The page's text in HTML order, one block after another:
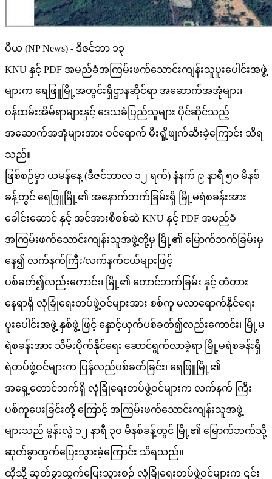
ပီယ (NP News) - ဒီဇင်ဘာ ၁၃
KNU နှင့် PDF အမည်ခံအကြမ်းဖက်သောင်းကျန်းသူပူးပေါင်းအဖွဲ့
များက ရေဖြူမြို့အတွင်းရှိဌာနဆိုင်ရာ အဆောက်အအုံများ၊
ဝန်ထမ်းအိမ်ရာများနှင့် ဒေသခံပြည်သူများ ပိုင်ဆိုင်သည့်
အဆောက်အအုံများအား ဝင်ရောက် မီးရှို့ဖျက်ဆီးခဲ့ကြောင်း သိရ
သည်။
ဖြစ်စဉ်မှာ ယမန်နေ့ (ဒီဇင်ဘာလ ၁၂ ရက်) နံနက် ၉ နာရီ ၅၀ မိနစ်
ခန့်တွင် ရေဖြူမြို့၏ အနောက်ဘက်ခြမ်းရှိ မြို့မရဲစခန်းအား
ခေါင်းဆောင် နှင့် အင်အားစိစစ်ဆဲ KNU နှင့် PDF အမည်ခံ
အကြမ်းဖက်သောင်းကျန်းသူအဖွဲ့တို့မှ မြို့၏ မြောက်ဘက်ခြမ်းမှ
နေ၍ လက်နက်ကြီး/လက်နက်ငယ်များဖြင့်
ပစ်ခတ်၍လည်းကောင်း၊ မြို့၏ တောင်ဘက်ခြမ်း နှင့် တံတား
နေရာရှိ လုံခြုံရေးတပ်ဖွဲ့ဝင်များအား စစ်ကူ မလာရောက်နိုင်ရေး
ပူးပေါင်းအဖွဲ့ နှစ်ဖွဲ့ ဖြင့် နှောင့်ယှက်ပစ်ခတ်၍လည်းကောင်း၊ မြို့မ
ရဲစခန်းအား သိမ်းပိုက်နိုင်ရေး ဆောင်ရွက်လာခဲ့ရာ မြို့မရဲစခန်းရှိ
ရဲတပ်ဖွဲ့ဝင်များက ပြန်လည်ပစ်ခတ်ခြင်း၊ ရေဖြူမြို့၏
အရှေ့တောင်ဘက်ရှိ လုံခြုံရေးတပ်ဖွဲ့ဝင်များက လက်နက် ကြီး
ပစ်ကူပေးခြင်းတို့ ကြောင့် အကြမ်းဖက်သောင်းကျန်းသူအဖွဲ့
များသည် မွန်းလွဲ ၁၂ နာရီ ၃ဝ မိနစ်ခန့်တွင် မြို့၏ မြောက်ဘက်သို့
ဆုတ်ခွာထွက်ပြေးသွားခဲ့ကြောင်း သိရသည်။
ထိုသို့ ဆုတ်ခွာထွက်ပြေးသွားစဉ် လုံခြုံရေးတပ်ဖွဲ့ဝင်များက ၎င်း